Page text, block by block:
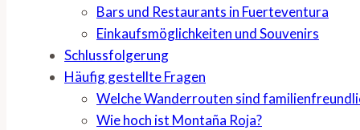
Bars und Restaurants in Fuerteventura
Einkaufsmöglichkeiten und Souvenirs
Schlussfolgerung
Häufig gestellte Fragen
Welche Wanderrouten sind
Wie hoch ist Montaña Roja?